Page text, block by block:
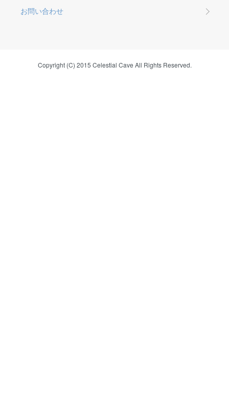
お問い合わせ
Copyright (C) 2015 Celestial Cave All Rights Reserved.